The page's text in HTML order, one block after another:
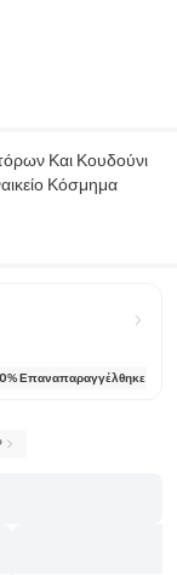
Και Κουδούνι
Κόσμημα
Επαναπαραγγέλθηκε